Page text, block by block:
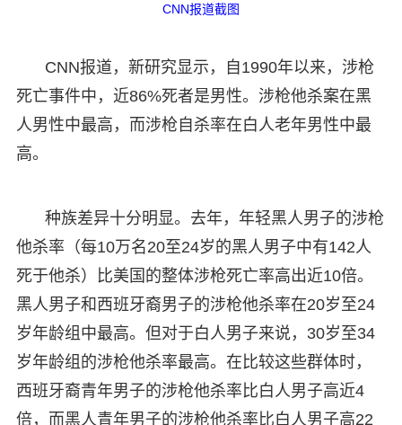
CNN报道截图
CNN报道，新研究显示，自1990年以来，涉枪
死亡事件中，近86%死者是男性。涉枪他杀案在黑
人男性中最高，而涉枪自杀率在白人老年男性中最
高。
种族差异十分明显。去年，年轻黑人男子的涉枪
他杀率（每10万名20至24岁的黑人男子中有142人
死于他杀）比美国的整体涉枪死亡率高出近10倍。
黑人男子和西班牙裔男子的涉枪他杀率在20岁至24
岁年龄组中最高。但对于白人男子来说，30岁至34
岁年龄组的涉枪他杀率最高。在比较这些群体时，
西班牙裔青年男子的涉枪他杀率比白人男子高近4
倍，而黑人青年男子的涉枪他杀率比白人男子高22